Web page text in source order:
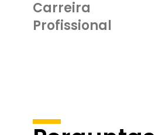
Carreira
Profissional